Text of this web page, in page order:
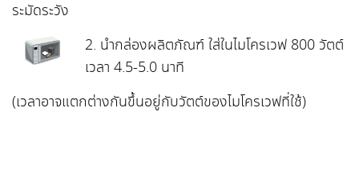
ระมัดระวัง
2. นำกล่องผลิตภัณฑ์ ใส่ในไมโครเวฟ 800 วัตต์
เวลา 4.5-5.0 นาที
(เวลาอาจแตกต่างกันขึ้นอยู่กับวัตต์ของไมโครเวฟที่ใช้)